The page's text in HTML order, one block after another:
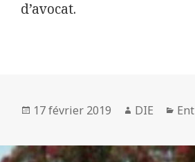
d’avocat.
Publié
17 février 2019 Auteur
DIE